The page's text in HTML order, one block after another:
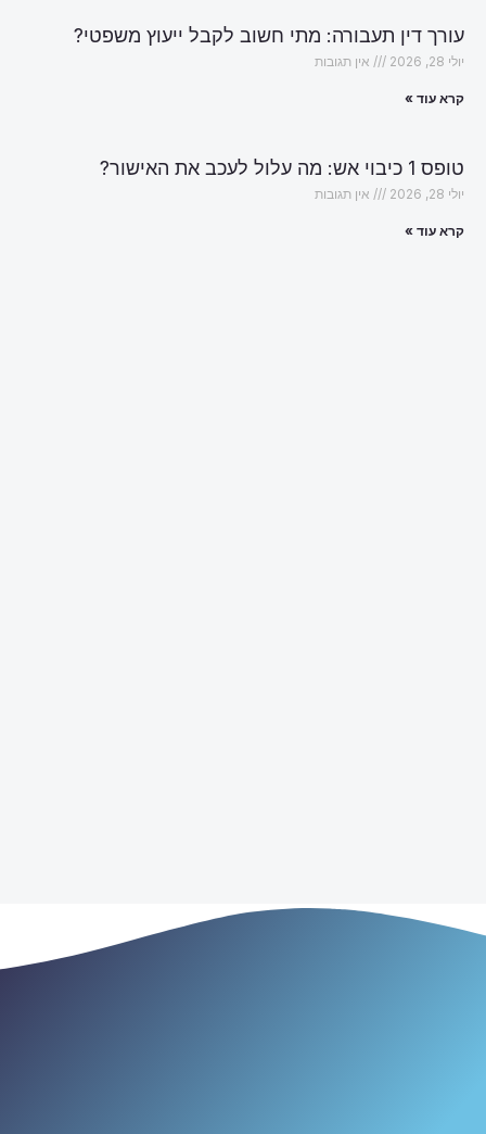
עורך דין תעבורה: מתי חשוב לקבל ייעוץ משפטי?
יולי 28, 2026 אין תגובות
קרא עוד »
טופס 1 כיבוי אש: מה עלול לעכב את האישור?
יולי 28, 2026 אין תגובות
קרא עוד »